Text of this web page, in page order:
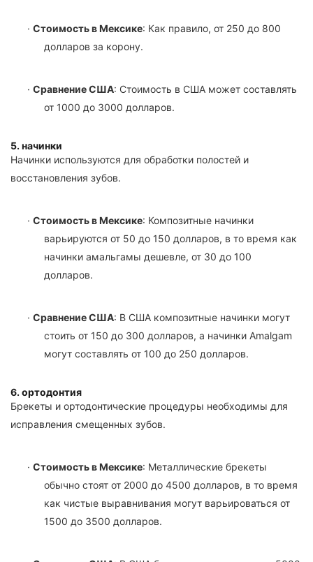
· Стоимость в Мексике: Как правило, от 250 до 800
долларов за корону.
· Сравнение США: Стоимость в США может составлять
от 1000 до 3000 долларов.
5. начинки
Начинки используются для обработки полостей и
восстановления зубов.
· Стоимость в Мексике: Композитные начинки
варьируются от 50 до 150 долларов, в то время как
начинки амальгамы дешевле, от 30 до 100
долларов.
· Сравнение США: В США композитные начинки могут
стоить от 150 до 300 долларов, а начинки Amalgam
могут составлять от 100 до 250 долларов.
6. ортодонтия
Брекеты и ортодонтические процедуры необходимы для
исправления смещенных зубов.
· Стоимость в Мексике: Металлические брекеты
обычно стоят от 2000 до 4500 долларов, в то время
как чистые выравнивания могут варьироваться от
1500 до 3500 долларов.